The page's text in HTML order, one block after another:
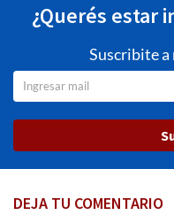
¿Querés estar
Suscribite
DEJA TU COMENTARIO